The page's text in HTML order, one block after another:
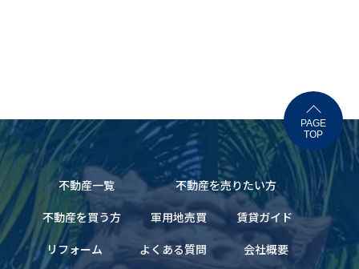
不動産一覧
不動産を売りたい方
不動産を買う方
軍用地売買
賃貸ガイド
リフォーム
よくある質問
会社概要
PAGE
TOP